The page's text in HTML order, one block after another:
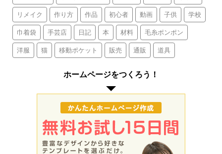
リメイク 作り方 作品 初心者 動画 子供 学校
巾着袋 手芸店 日記 本 材料 毛糸ポンポン
洋服 猫 移動ポケット 販売 通販 道具
ホームページをつくろう！